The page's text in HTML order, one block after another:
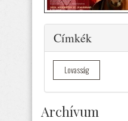
Elrejtés
Címkék
Lovasság
Archívum